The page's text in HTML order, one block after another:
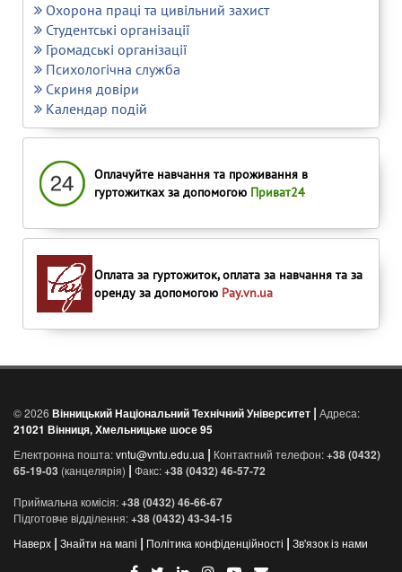
Охорона праці та цивільний захист
Студентські організації
Громадські організації
Психологічна служба
Скриня довіри
Календар подій
Оплачуйте навчання та проживання в
гуртожитках за допомогою Приват24
Оплата за гуртожиток, оплата за навчання та за
оренду за допомогою Pay.vn.ua
© 2026 Вінницький Національний Технічний Університет | Адреса:
21021 Вінниця, Хмельницьке шосе 95
Електронна пошта:vntu@vntu.edu.ua | Контактний телефон:+38 (0432)
65-19-03 (канцелярія) | Факс:+38 (0432) 46-57-72
Приймальна комісія:+38 (0432) 46-66-67
Підготовче відділення:+38 (0432) 43-34-15
Наверх | Знайти на мапі | Політика конфіденційності | Зв'язок із нами